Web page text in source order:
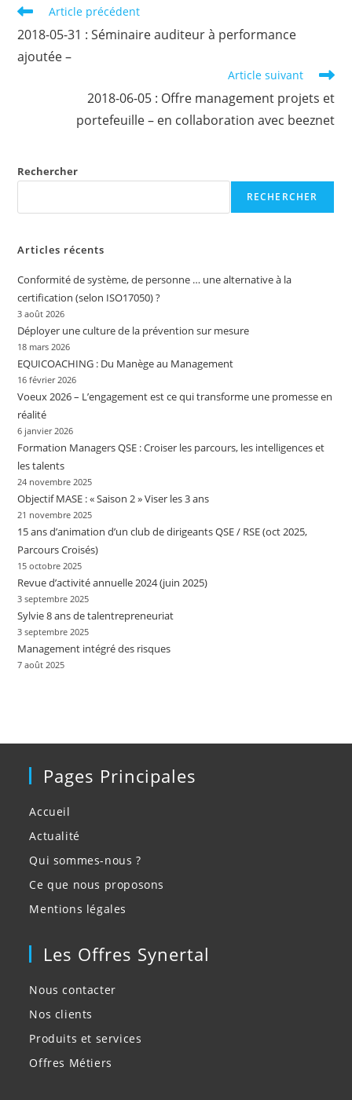
Read
articles
Article précédent
2018-05-31 : Séminaire auditeur à performance
ajoutée –
Article suivant
2018-06-05 : Offre management projets et
portefeuille – en collaboration avec beeznet
Rechercher
RECHERCHER
Articles récents
Conformité de système, de personne … une alternative à la
certification (selon ISO17050) ?
3 août 2026
Déployer une culture de la prévention sur mesure
18 mars 2026
EQUICOACHING : Du Manège au Management
16 février 2026
Voeux 2026 – L’engagement est ce qui transforme une promesse en
réalité
6 janvier 2026
Formation Managers QSE : Croiser les parcours, les intelligences et
les talents
24 novembre 2025
Objectif MASE : « Saison 2 » Viser les 3 ans
21 novembre 2025
15 ans d’animation d’un club de dirigeants QSE / RSE (oct 2025,
Parcours Croisés)
15 octobre 2025
Revue d’activité annuelle 2024 (juin 2025)
3 septembre 2025
Sylvie 8 ans de talentrepreneuriat
3 septembre 2025
Management intégré des risques
7 août 2025
Pages Principales
Accueil
Actualité
Qui sommes-nous ?
Ce que nous proposons
Mentions légales
Les Offres Synertal
Nous contacter
Nos clients
Produits et services
Offres Métiers